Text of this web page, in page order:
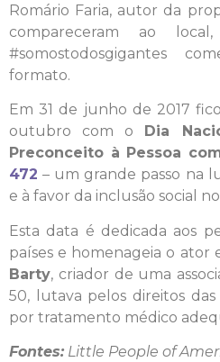
Romário Faria, autor da
compareceram ao
#somostodosgigantes
formato.
Em 31 de junho de 2017
outubro com o
Dia
Preconceito à Pessoa
472 – um grande passo na
e à favor da inclusão social
Esta data é dedicada aos
países e homenageia o ator
Barty, criador de uma
50, lutava pelos direitos das
por tratamento médico
Fontes: Little People of